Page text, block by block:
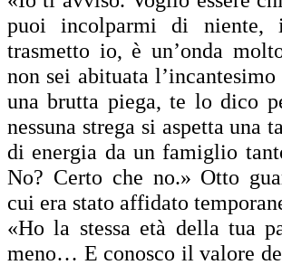
puoi incolparmi di niente,
trasmetto io, è un’onda
non sei abituata l’incantesimo
una brutta piega, te lo dico
nessuna strega si aspetta una
di energia da un famiglio
No? Certo che no.» Otto
cui era stato affidato
«Ho la stessa età della tua
meno… E conosco il valore